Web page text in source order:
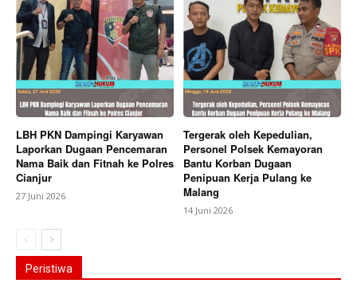
LBH PKN Dampingi Karyawan
Laporkan Dugaan Pencemaran
Nama Baik dan Fitnah ke Polres
Cianjur
27 Juni 2026
Tergerak oleh Kepedulian,
Personel Polsek Kemayoran
Bantu Korban Dugaan
Penipuan Kerja Pulang ke
Malang
14 Juni 2026
Peristiwa